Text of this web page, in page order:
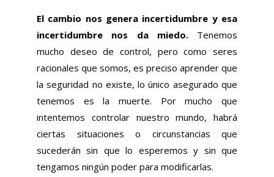
El cambio nos genera incertidumbre y esa
incertidumbre nos da miedo. Tenemos
mucho deseo de control, pero como seres
racionales que somos, es preciso aprender que
la seguridad no existe, lo único asegurado que
tenemos es la muerte. Por mucho que
intentemos controlar nuestro mundo, habrá
ciertas situaciones o circunstancias que
sucederán sin que lo esperemos y sin que
tengamos ningún poder para modificarlas.